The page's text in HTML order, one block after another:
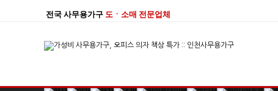
전국 사무용가구 도ㆍ소매 전문업체